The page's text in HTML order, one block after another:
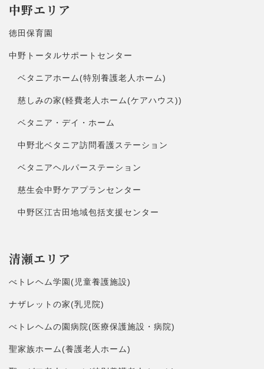
中野エリア
徳田保育園
中野トータルサポートセンター
ベタニアホーム(特別養護老人ホーム)
慈しみの家(軽費老人ホーム(ケアハウス))
ベタニア・デイ・ホーム
中野北ベタニア訪問看護ステーション
ベタニアヘルパーステーション
慈生会中野ケアプランセンター
中野区江古田地域包括支援センター
清瀬エリア
べトレヘム学園(児童養護施設)
ナザレットの家(乳児院)
べトレヘムの園病院(医療保護施設・病院)
聖家族ホーム(養護老人ホーム)